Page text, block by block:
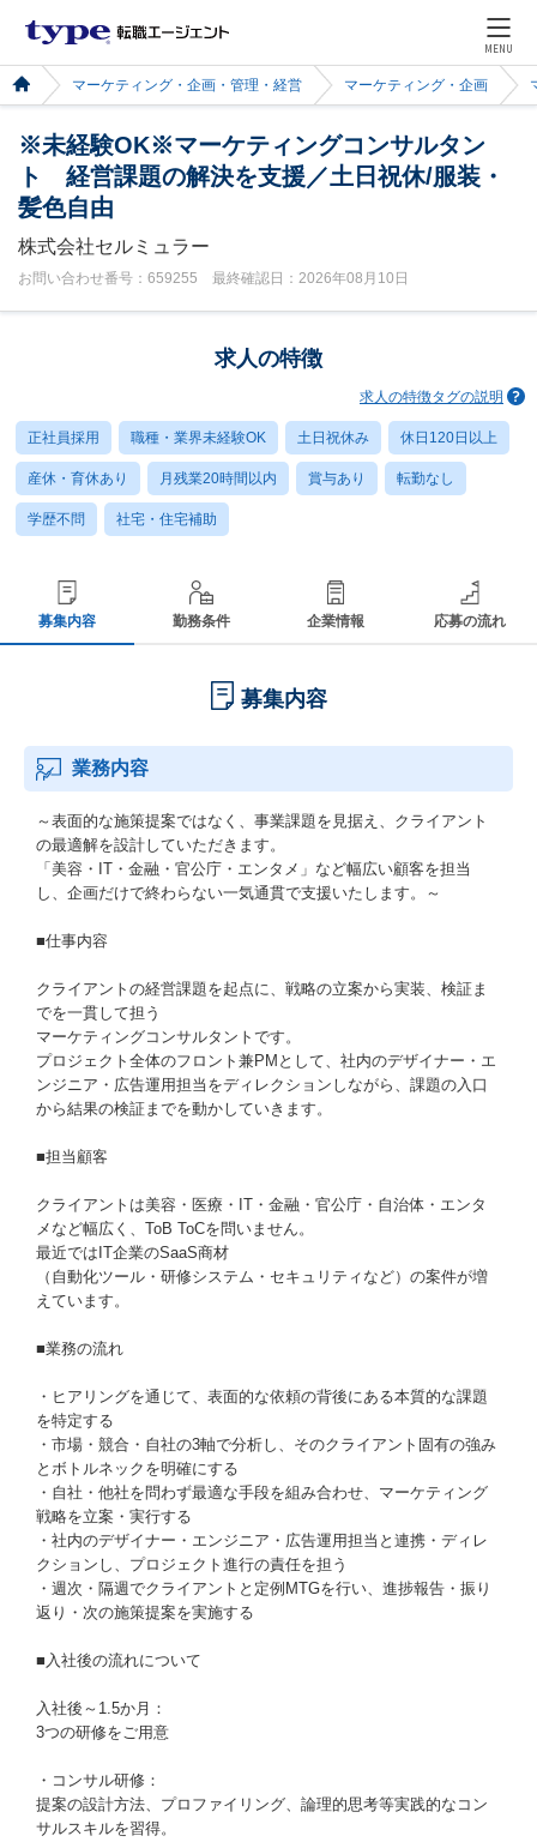
MENU
マーケティング・企画・管理・経営 マーケティング・企画
※未経験OK※マーケティングコンサルタン
ト 経営課題の解決を支援／土日祝休/服装・
髪色自由
株式会社セルミュラー
お問い合わせ番号：659255 最終確認日：2026年08月10日
求人の特徴
求人の特徴タグの説明
正社員採用 職種・業界未経験OK 土日祝休み 休日120日以上
産休・育休あり 月残業20時間以内 賞与あり 転勤なし
学歴不問 社宅・住宅補助
募集内容 勤務条件 企業情報 応募の流れ
募集内容
業務内容
～表面的な施策提案ではなく、事業課題を見据え、クライアント
の最適解を設計していただきます。
「美容・IT・金融・官公庁・エンタメ」など幅広い顧客を担当
し、企画だけで終わらない一気通貫で支援いたします。～
■仕事内容
クライアントの経営課題を起点に、戦略の立案から実装、検証ま
でを一貫して担う
マーケティングコンサルタントです。
プロジェクト全体のフロント兼PMとして、社内のデザイナー・エ
ンジニア・広告運用担当をディレクションしながら、課題の入口
から結果の検証までを動かしていきます。
■担当顧客
クライアントは美容・医療・IT・金融・官公庁・自治体・エンタ
メなど幅広く、ToB ToCを問いません。
最近ではIT企業のSaaS商材
（自動化ツール・研修システム・セキュリティなど）の案件が増
えています。
■業務の流れ
・ヒアリングを通じて、表面的な依頼の背後にある本質的な課題
を特定する
・市場・競合・自社の3軸で分析し、そのクライアント固有の強み
とボトルネックを明確にする
・自社・他社を問わず最適な手段を組み合わせ、マーケティング
戦略を立案・実行する
・社内のデザイナー・エンジニア・広告運用担当と連携・ディレ
クションし、プロジェクト進行の責任を担う
・週次・隔週でクライアントと定例MTGを行い、進捗報告・振り
返り・次の施策提案を実施する
■入社後の流れについて
入社後～1.5か月：
3つの研修をご用意
・コンサル研修：
提案の設計方法、プロファイリング、論理的思考等実践的なコン
サルスキルを習得。